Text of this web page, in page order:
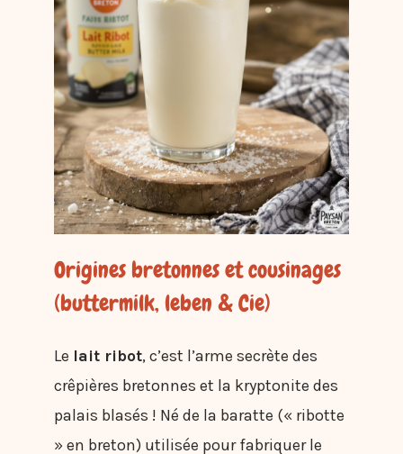
Origines bretonnes et cousinages
(buttermilk, leben & Cie)
Le lait ribot, c’est l’arme secrète des
crêpières bretonnes et la kryptonite des
palais blasés ! Né de la baratte (« ribotte
» en breton) utilisée pour fabriquer le